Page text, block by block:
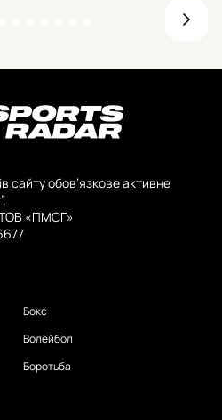
сайту обов’язкове активне
ТОВ «ПМСГ»
Бокс
Волейбол
Боротьба